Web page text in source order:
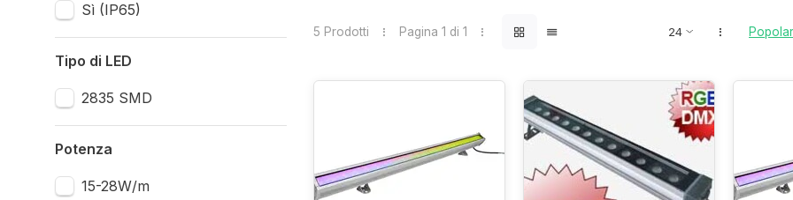
Sì (IP65)
Tipo di LED
2835 SMD
Potenza
15-28W/m
5 Prodotti Pagina 1 di 1